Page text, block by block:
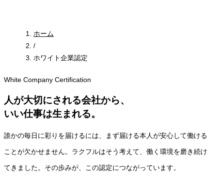
ホーム
/
ホワイト企業認定
White Company Certification
人が大切にされる会社から、
いい仕事は生まれる。
誰かの毎日に彩りを届けるには、まず届ける本人が安心して働ける
ことが欠かせません。ラクフルはそう考えて、働く環境を磨き続け
てきました。その歩みが、この認定につながっています。